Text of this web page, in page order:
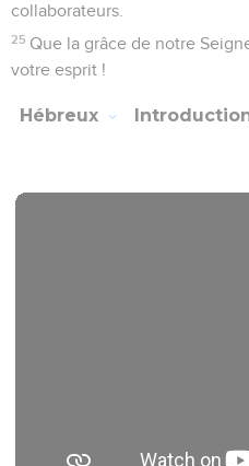
collaborateurs.
25 Que la grâce de notre
votre esprit !
Hébreux